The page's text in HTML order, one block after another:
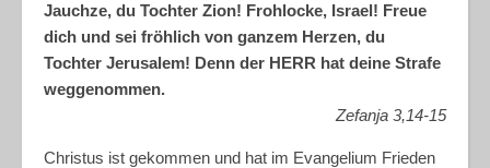
Jauchze, du Tochter Zion! Frohlocke, Israel! Freue
dich und sei fröhlich von ganzem Herzen, du
Tochter Jerusalem! Denn der HERR hat deine Strafe
weggenommen.
Zefanja 3,14-15
Christus ist gekommen und hat im Evangelium Frieden